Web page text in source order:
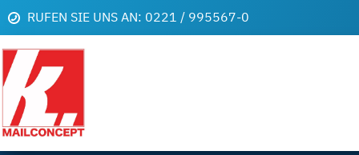
RUFEN SIE UNS AN: 0221 / 995567-0